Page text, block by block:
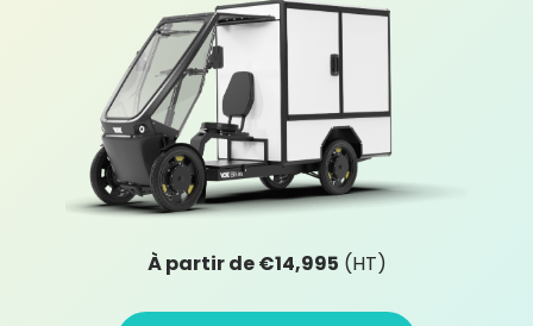
À partir de €14,995 (HT)